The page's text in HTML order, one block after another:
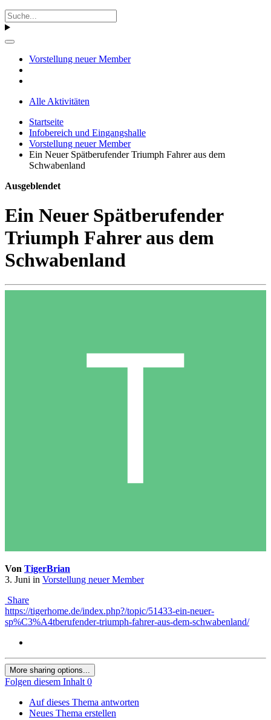
Vorstellung neuer Member
Alle Aktivitäten
Startseite
Infobereich und Eingangshalle
Vorstellung neuer Member
Ein Neuer Spätberufender Triumph Fahrer aus dem
Schwabenland
Ausgeblendet
Ein Neuer Spätberufender
Triumph Fahrer aus dem
Schwabenland
Von TigerBrian
3. Juni in Vorstellung neuer Member
Share
https://tigerhome.de/index.php?/topic/51433-ein-neuer-
sp%C3%A4tberufender-triumph-fahrer-aus-dem-schwabenland/
More sharing options...
Folgen diesem Inhalt 0
Auf dieses Thema antworten
Neues Thema erstellen